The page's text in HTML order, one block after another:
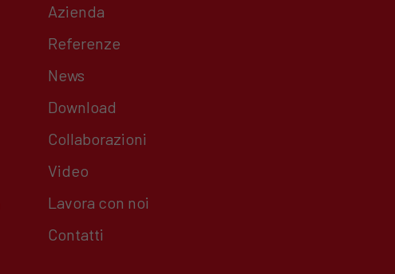
Azienda
Referenze
News
Download
Collaborazioni
Video
Lavora con noi
Contatti